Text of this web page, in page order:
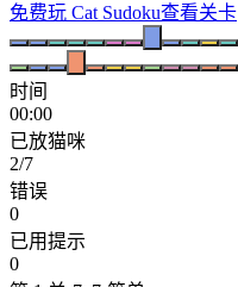
免费玩 Cat Sudoku查看关卡
时间
00:00
已放猫咪
2/7
错误
0
已用提示
0